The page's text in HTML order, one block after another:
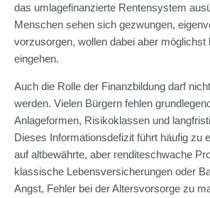
das umlagefinanzierte Rentensystem
Menschen sehen sich gezwungen,
vorzusorgen, wollen dabei aber möglichst
eingehen.
Auch die Rolle der Finanzbildung darf
werden. Vielen Bürgern fehlen
Anlageformen, Risikoklassen und
Dieses Informationsdefizit führt häufig zu
auf altbewährte, aber renditeschwache
klassische Lebensversicherungen oder
Angst, Fehler bei der Altersvorsorge zu